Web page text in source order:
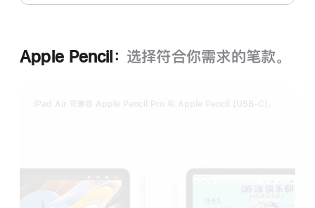
Apple Pencil： 选择符合你需求的笔款。